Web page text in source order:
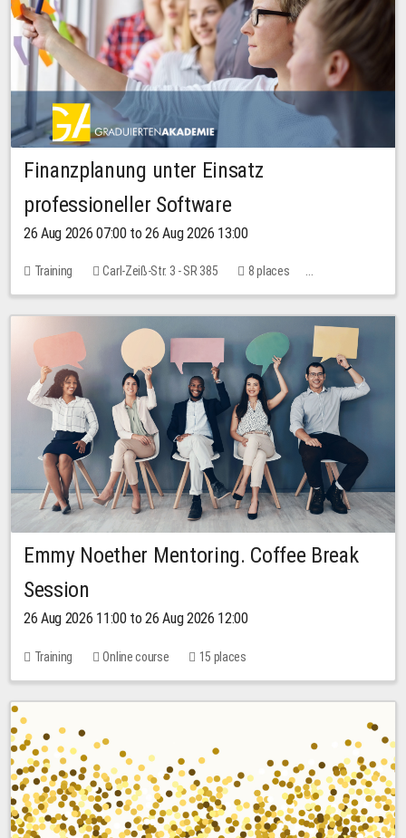
Finanzplanung unter Einsatz
professioneller Software
26 Aug 2026 07:00 to 26 Aug 2026 13:00
Training Carl-Zeiß-Str. 3 - SR 385
8 places
20.00 EUR
Emmy Noether Mentoring. Coffee Break
Session
26 Aug 2026 11:00 to 26 Aug 2026 12:00
Training Online course 15 places